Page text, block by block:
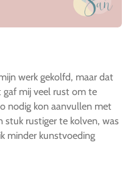
werk gekolfd, maar dat
gaf mij veel rust om te
nodig kon aanvullen met
stuk rustiger te kolven, was
minder kunstvoeding